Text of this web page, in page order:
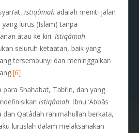
istiqâmah adalah meniti jalan
lurus (Islam) tanpa
atau ke kiri.Istiqâmah
seluruh ketaatan, baik yang
tersembunyi dan meninggalkan
[6]
Shahabat, Tabi’in, dan yang
istiqâmah. Ibnu ‘Abbâs
dan Qatâdah rahimahullah berkata,
luruslah dalam melaksanakan